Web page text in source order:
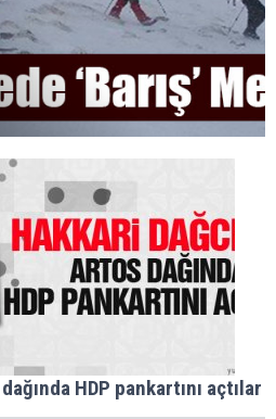
HDP pankartını açtılar